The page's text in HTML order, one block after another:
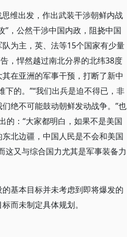
维出发，作出武装干涉朝鲜内战
”，公然干涉中国内政，阻挠中国
为主，英、法等15个国家有少量
，悍然越过南北分界的北纬38度
在亚洲的军事干预，打断了新中
的。”“我们出兵是迫不得已，非
绝不可能鼓动朝鲜发动战争。”也
的：“大家都明白，如果不是美国
北边疆，中国人民是不会和美国
这又与综合国力尤其是军事装备力
基本目标并未考虑到即将爆发的
而未制定具体规划。